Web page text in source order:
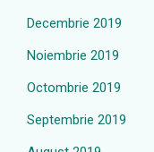
Decembrie 2019
Noiembrie 2019
Octombrie 2019
Septembrie 2019